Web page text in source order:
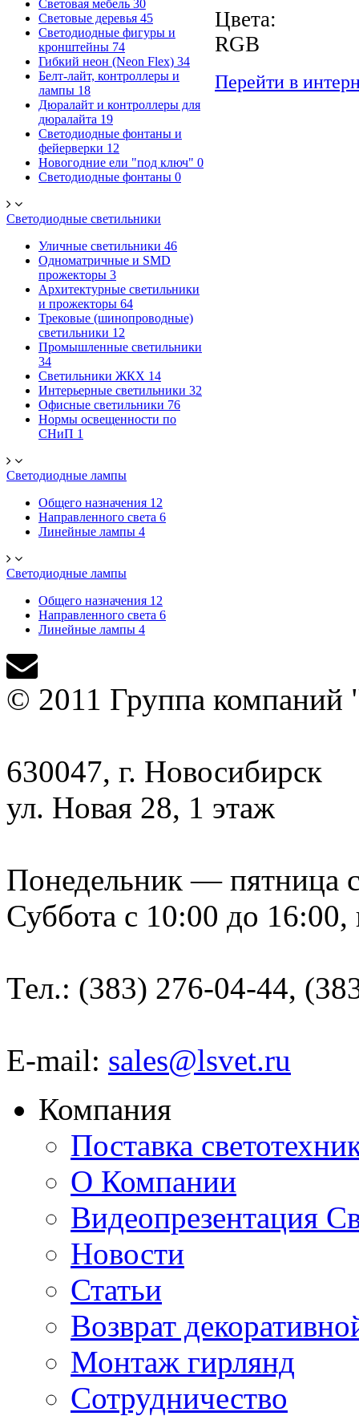
Световая мебель 30
Световые деревья 45
Светодиодные фигуры и
кронштейны 74
Гибкий неон (Neon Flex) 34
Белт-лайт, контроллеры и
лампы 18
Дюралайт и контроллеры для
дюралайта 19
Светодиодные фонтаны и
фейерверки 12
Новогодние ели "под ключ" 0
Светодиодные фонтаны 0
Светодиодные светильники
Уличные светильники 46
Одноматричные и SMD
прожекторы 3
Архитектурные светильники
и прожекторы 64
Трековые (шинопроводные)
светильники 12
Промышленные светильники
34
Светильники ЖКХ 14
Интерьерные светильники 32
Офисные светильники 76
Нормы освещенности по
СНиП 1
Светодиодные лампы
Общего назначения 12
Направленного света 6
Линейные лампы 4
Светодиодные лампы
Общего назначения 12
Направленного света 6
Линейные лампы 4
Цвета:
RGB
Перейти в
© 2011 Группа
630047, г. Новосибирск
ул. Новая 28, 1 этаж
Понедельник — пятница
Суббота с 10:00 до
Тел.: (383) 276-04-44,
E-mail: sales@lsvet.ru
Компания
Поставка
О Компании
Видеопрезентация
Новости
Статьи
Возврат
Монтаж гирлянд
Сотрудничество